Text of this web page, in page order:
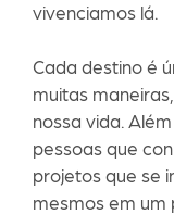
vivenciamos lá.
Cada destino é
muitas
nossa vida.
pessoas que
projetos que se
mesmos em um